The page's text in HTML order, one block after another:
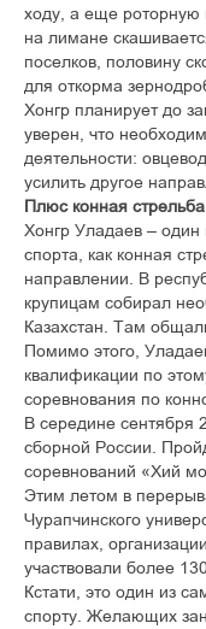
ходу, а еще роторную
на лимане
поселков, половину
для откорма
Хонгр планирует до
уверен, что
деятельности:
усилить другое
Плюс конная стрельба
Хонгр Уладаев – один
спорта, как конная
направлении. В
крупицам собирал
Казахстан. Там
Помимо этого,
квалификации по
соревнования по
В середине сентября
сборной России.
соревнований «Хий
Этим летом в
Чурапчинского
правилах,
участвовали более
Кстати, это один из
спорту. Желающих